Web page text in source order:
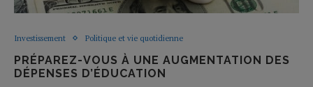
Investissement Politique et vie quotidienne
PRÉPAREZ-VOUS À UNE AUGMENTATION DES
DÉPENSES D’ÉDUCATION